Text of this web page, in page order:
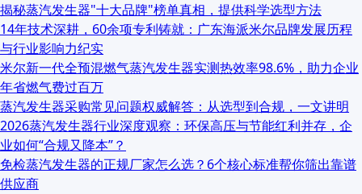
揭秘蒸汽发生器"十大品牌"榜单真相，提供科学选型方法
14年技术深耕，60余项专利铸就：广东海派米尔品牌发展历程
与行业影响力纪实
米尔新一代全预混燃气蒸汽发生器实测热效率98.6%，助力企业
年省燃气费过百万
蒸汽发生器采购常见问题权威解答：从选型到合规，一文讲明
2026蒸汽发生器行业深度观察：环保高压与节能红利并存，企
业如何“合规又降本”？
免检蒸汽发生器的正规厂家怎么选？6个核心标准帮你筛出靠谱
供应商